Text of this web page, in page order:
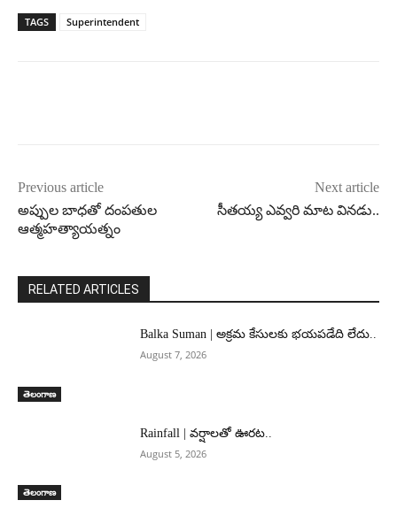
TAGS Superintendent
Previous article
అప్పుల బాధతో దంపతుల
ఆత్మహత్యాయత్నం
Next article
సీతయ్య ఎవ్వరి మాట వినడు..
RELATED ARTICLES
తెలంగాణ
Balka Suman | అక్రమ కేసులకు భయపడేది లేదు..
August 7, 2026
తెలంగాణ
Rainfall | వర్షాలతో ఊరట..
August 5, 2026